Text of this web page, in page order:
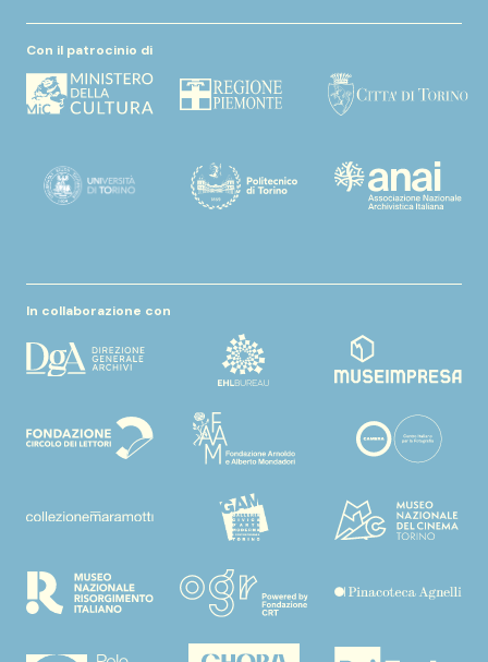
Con il patrocinio di
In collaborazione con